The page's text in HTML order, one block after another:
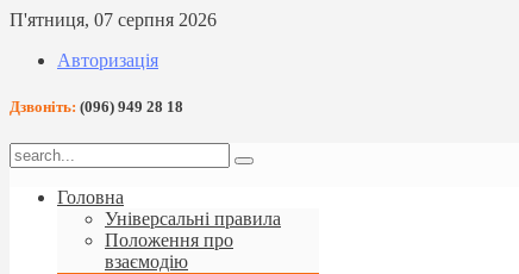
П'ятниця, 07 серпня 2026
Авторизація
Дзвоніть: (096) 949 28 18
Головна
Універсальні правила
Положення про
взаємодію